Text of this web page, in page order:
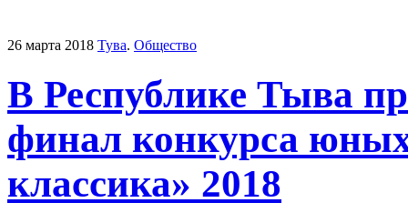
26 марта 2018 Тува. Общество
В Республике Тыва
финал конкурса
классика» 2018